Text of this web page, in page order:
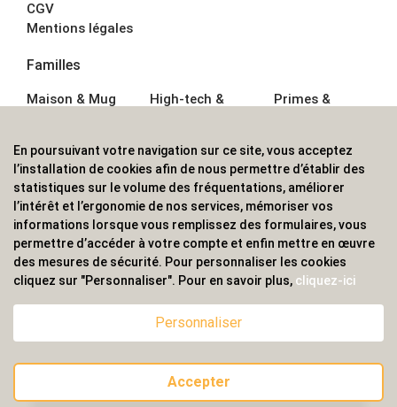
CGV
Mentions légales
Familles
Maison & Mug
Écriture
Bagagerie sacs
High-tech &
Sport &
Outdoor
Enfant
Primes &
Boisson
Textile &
Casquette
Accessoires de
bureau
ALVS, fournisseur d'objets publicitaires, pour les
professionnels. Une implantation nationale, une
couverture internationale.
© 2020 ALVS
En poursuivant votre navigation sur ce site, vous acceptez
l’installation de cookies afin de nous permettre d’établir des
statistiques sur le volume des fréquentations, améliorer
l’intérêt et l’ergonomie de nos services, mémoriser vos
informations lorsque vous remplissez des formulaires, vous
permettre d’accéder à votre compte et enfin mettre en œuvre
des mesures de sécurité. Pour personnaliser les cookies
cliquez sur "Personnaliser". Pour en savoir plus, cliquez-ici
Personnaliser
Accepter